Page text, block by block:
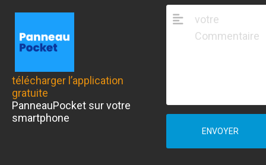
télécharger l’application
gratuite
PanneauPocket sur votre
smartphone
ENVOYER